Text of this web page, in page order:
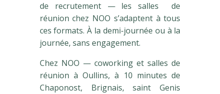
de recrutement — les salles de
réunion chez NOO s’adaptent à tous
ces formats. À la demi-journée ou à la
journée, sans engagement.
Chez NOO — coworking et salles de
réunion à Oullins, à 10 minutes de
Chaponost, Brignais, saint Genis